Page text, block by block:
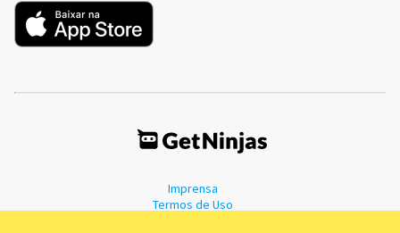
Imprensa
Termos de Uso